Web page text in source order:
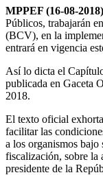
MPPEF (16-08-2018)
Públicos, trabajarán
(BCV), en la
entrará en vigencia
Así lo dicta el
publicada en Gaceta
2018.
El texto oficial
facilitar las
a los organismos
fiscalización, sobre la
presidente de la